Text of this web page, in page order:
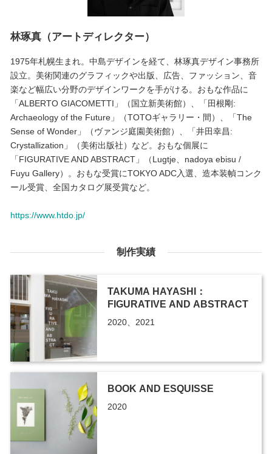
林琢真（アートディレクター）
1975年札幌生まれ。中島デザインを経て、林琢真デザイン事務所
設立。美術関連のグラフィックや出版、広告、ファッション、音
楽など幅広い分野のデザインワークを手がける。おもな作品に
「ALBERTO GIACOMETTI」（国立新美術館）、「田根剛:
Archaeology of the Future」（TOTOギャラリー・間）、「The
Sense of Wonder」（ヴァンジ庭園美術館）、「井田幸昌:
Crystallization」（美術出版社）など。おもな個展に
「FIGURATIVE AND ABSTRACT」（Lugtje、nadoya ebisu /
Fuyu Gallery）。おもな受賞にTOKYO ADC入選、造本装幀コンク
ール受賞、全国カタログ展受賞など。
https://www.htdo.jp/
制作実績
TAKUMA HAYASHI：
FIGURATIVE AND ABSTRACT
2020、2021
BOOK AND ESQUISSE
2020